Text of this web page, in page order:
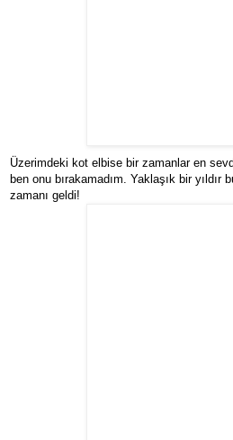
Üzerimdeki kot elbise bir zamanlar en
ben onu bırakamadım. Yaklaşık bir yıldır
zamanı geldi!